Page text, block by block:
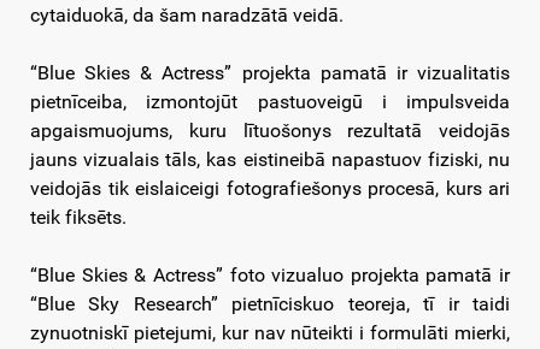
cytaiduokā, da šam naradzātā veidā.
“Blue Skies & Actress” projekta pamatā ir vizualitatis
pietnīceiba, izmontojūt pastuoveigū i impulsveida
apgaismuojums, kuru lītuošonys rezultatā veidojās
jauns vizualais tāls, kas eistineibā napastuov fiziski, nu
veidojās tik eislaiceigi fotografiešonys procesā, kurs ari
teik fiksēts.
“Blue Skies & Actress” foto vizualuo projekta pamatā ir
“Blue Sky Research” pietnīciskuo teoreja,
tī ir taidi
zynuotniskī pietejumi, kur nav nūteikti i formulāti mierki,